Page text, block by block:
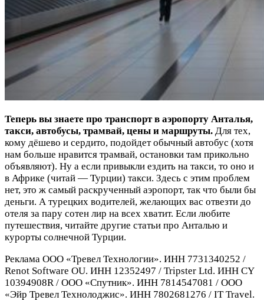
Теперь вы знаете про транспорт в аэропорту Анталья,
такси, автобусы, трамвай, цены и маршруты. Для тех,
кому дёшево и сердито, подойдет обычный автобус (хотя
нам больше нравится трамвай, остановки там прикольно
объявляют). Ну а если привыкли ездить на такси, то оно и
в Африке (читай — Турции) такси. Здесь с этим проблем
нет, это ж самый раскрученный аэропорт, так что были бы
деньги. А турецких водителей, желающих вас отвезти до
отеля за пару сотен лир на всех хватит. Если любите
путешествия, читайте другие статьи про Анталью и
курорты солнечной Турции.
Реклама ООО «Тревел Технологии». ИНН 7731340252 /
Renot Software OU. ИНН 12352497 / Tripster Ltd. ИНН CY
10394908R / ООО «Спутник». ИНН 7814547081 / ООО
«Эйр Тревел Технолоджис». ИНН 7802681276 / IT Travel.